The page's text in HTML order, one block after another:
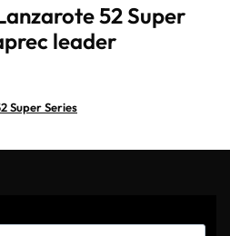
52 Super
leader
Super Series